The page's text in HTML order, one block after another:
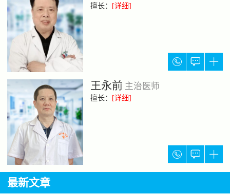
擅长： [详细]
  
王永前 主治医师
擅长： [详细]
  
最新文章